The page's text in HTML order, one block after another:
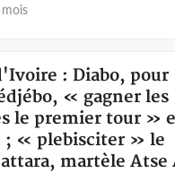
: Diabo, pour
« gagner les
le premier tour »
; « plebisciter » le
martèle Atse